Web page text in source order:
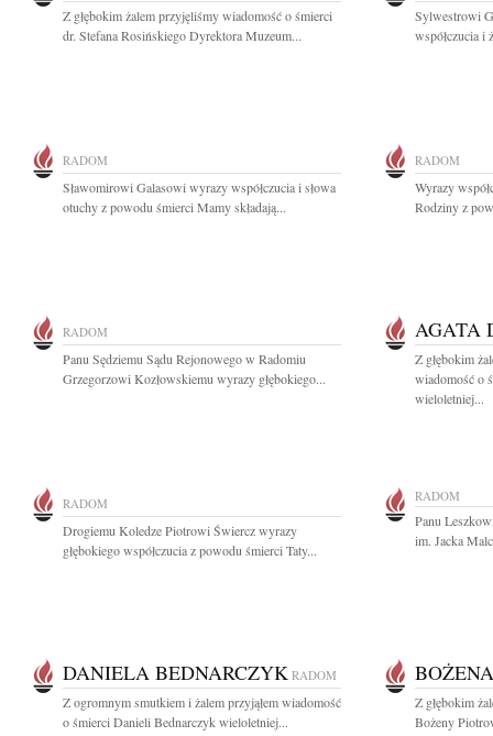
Z głębokim żalem przyjęliśmy wiadomość o śmierci
dr. Stefana Rosińskiego Dyrektora Muzeum...
Sylwestrowi
współczucia i
RADOM
Sławomirowi Galasowi wyrazy współczucia i słowa
otuchy z powodu śmierci Mamy składają...
RADOM
Wyrazy
Rodziny z
RADOM
Panu Sędziemu Sądu Rejonowego w Radomiu
Grzegorzowi Kozłowskiemu wyrazy głębokiego...
AGATA
Z głębokim
wiadomość o
wieloletniej...
RADOM
Drogiemu Koledze Piotrowi Świercz wyrazy
głębokiego współczucia z powodu śmierci Taty...
RADOM
Panu
im. Jacka
DANIELA BEDNARCZYK RADOM
Z ogromnym smutkiem i żalem przyjąłem wiadomość
o śmierci Danieli Bednarczyk wieloletniej...
Z głębokim
Bożeny